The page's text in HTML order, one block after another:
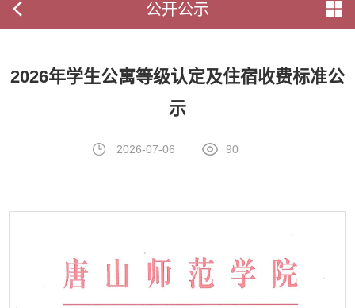
公开公示
2026年学生公寓等级认定及住宿收费标准公
示
2026-07-06 90